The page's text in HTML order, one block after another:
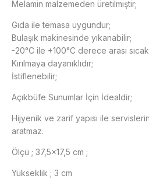
Melamin malzemeden üretilmiştir;
Gıda ile temasa uygundur;
Bulaşık makinesinde yıkanabilir;
-20°C ile +100°C derece arası
Kırılmaya dayanıklıdır;
İstiflenebilir;
Açıkbüfe Sunumlar İçin İdealdir;
Hijyenik ve zarif yapısı ile
aratmaz.
Ölçü ; 37,5×17,5 cm ;
Yükseklik ; 3 cm